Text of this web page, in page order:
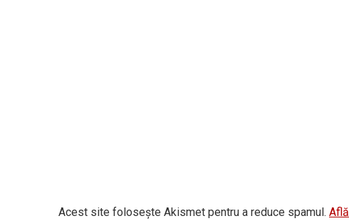
Acest site folosește Akismet pentru a reduce spamul.